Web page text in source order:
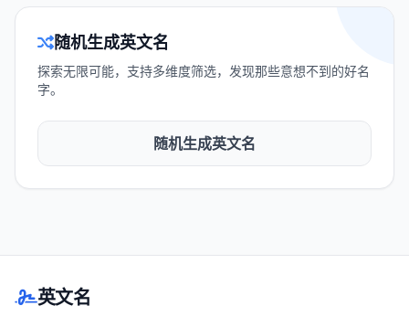
随机生成英文名
探索无限可能，支持多维度筛选，发现那些意想不到的好名
字。
随机生成英文名
英文名